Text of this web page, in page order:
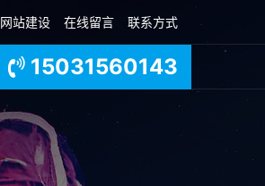
网站建设 在线留言 联系方式
15031560143